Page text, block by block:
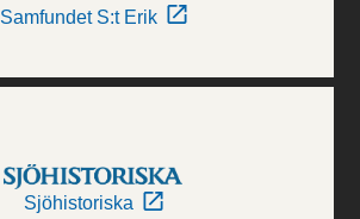
Samfundet S:t Erik
Sjöhistoriska